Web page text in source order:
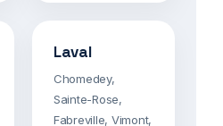
Laval
Chomedey,
Sainte-Rose,
Fabreville, Vimont,